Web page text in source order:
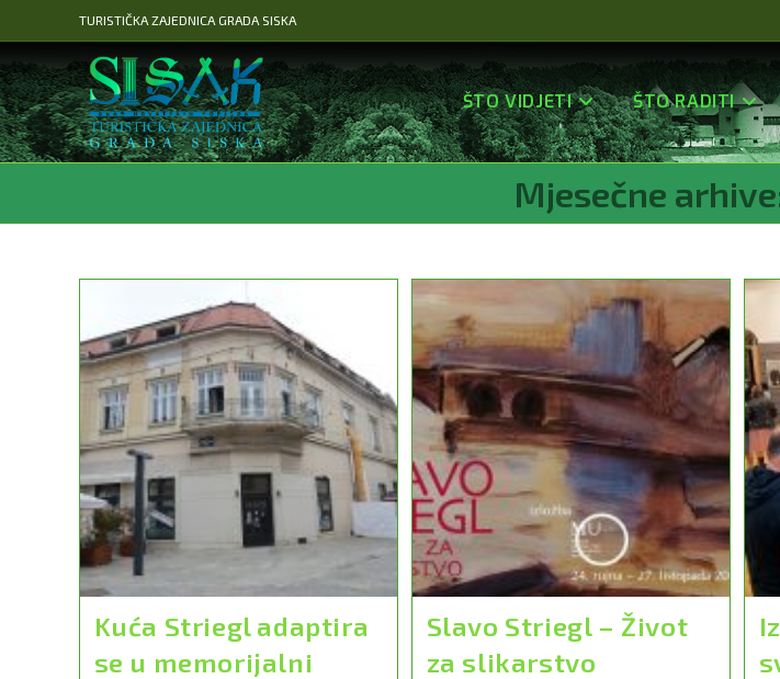
na
sadržaj
TURISTIČKA ZAJEDNICA GRADA SISKA
ŠTO VIDJETI ŠTO RADITI
Mjesečne
Kuća Striegl adaptira
se u memorijalni
Slavo Striegl – Život
za slikarstvo